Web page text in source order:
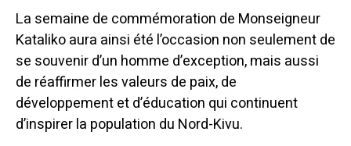
La semaine de commémoration de Monseigneur
Kataliko aura ainsi été l’occasion non seulement de
se souvenir d’un homme d’exception, mais aussi
de réaffirmer les valeurs de paix, de
développement et d’éducation qui continuent
d’inspirer la population du Nord-Kivu.